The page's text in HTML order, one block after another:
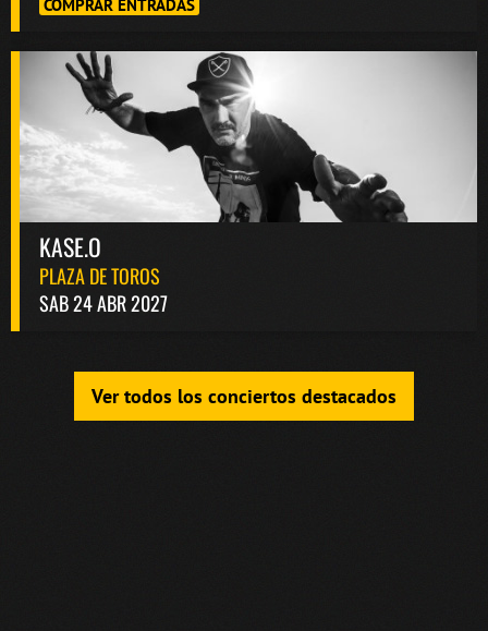
COMPRAR ENTRADAS
KASE.O
PLAZA DE TOROS
SAB 24 ABR 2027
Ver todos los conciertos destacados